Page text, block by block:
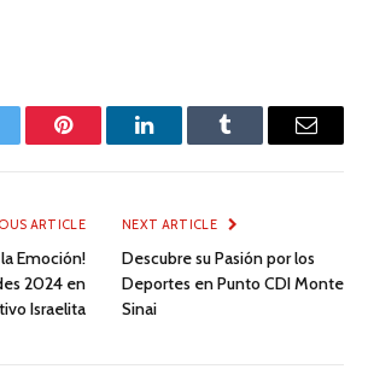
Pinterest LinkedInTumblr Email
ARTICLE
Emoción!
2024 en
Israelita
NEXT ARTICLE
Descubre su Pasión por los
Deportes en Punto CDI Monte
Sinai